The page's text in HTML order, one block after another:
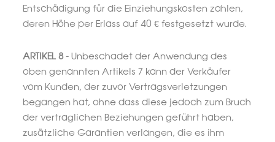
Entschädigung für die Einziehungskosten zahlen,
deren Höhe per Erlass auf 40 € festgesetzt wurde.
ARTIKEL 8- Unbeschadet der Anwendung des
oben genannten Artikels 7 kann der Verkäufer
vom Kunden, der zuvor Vertragsverletzungen
begangen hat, ohne dass diese jedoch zum Bruch
der vertraglichen Beziehungen geführt haben,
zusätzliche Garantien verlangen, die es ihm